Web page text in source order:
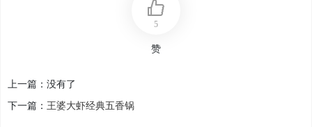
5
赞
上一篇：没有了
下一篇： 王婆大虾经典五香锅